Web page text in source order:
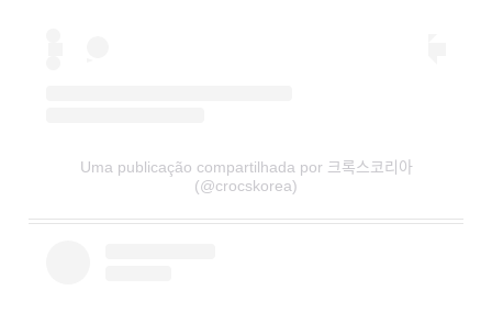
Uma publicação compartilhada por 크록스코리아
(@crocskorea)